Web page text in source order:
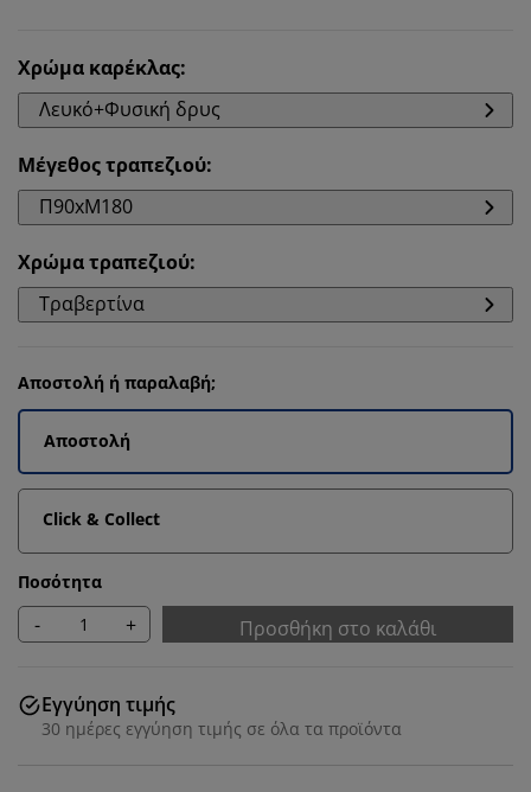
Χρώμα καρέκλας:
Λευκό+Φυσική δρυς
Μέγεθος τραπεζιού:
Π90xΜ180
Χρώμα τραπεζιού:
Τραβερτίνα
Αποστολή ή παραλαβή;
Αποστολή
Click & Collect
Ποσότητα
- + Προσθήκη στο καλάθι
Εγγύηση τιμής
30 ημέρες εγγύηση τιμής σε όλα τα προϊόντα